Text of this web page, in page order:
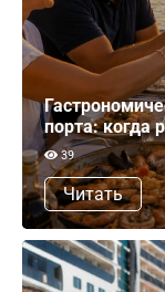
порта: когда
39
Читать